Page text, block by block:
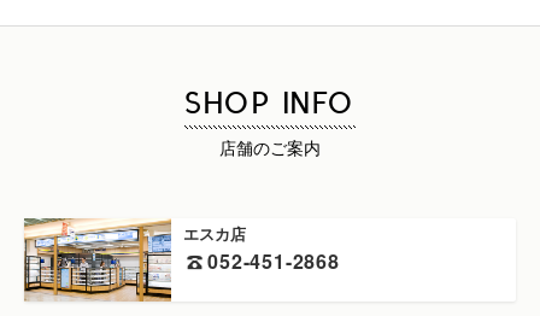
SHOP INFO
店舗のご案内
エスカ店
052-451-2868